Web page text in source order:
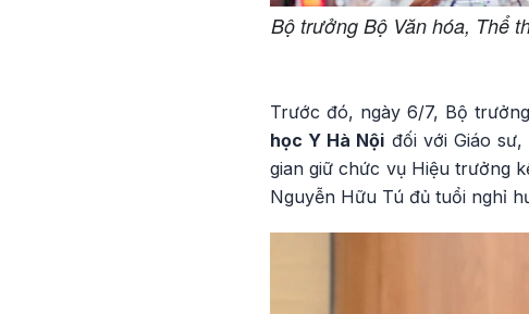
Bộ trưởng Bộ Văn hóa, Thể
Trước đó, ngày 6/7, Bộ
học Y Hà Nội đối với Giáo
gian giữ chức vụ Hiệu trưởng
Nguyễn Hữu Tú đủ tuổi nghỉ